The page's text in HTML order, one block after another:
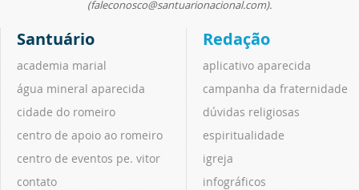
(faleconosco@santuarionacional.com).
Santuário
academia marial
água mineral aparecida
cidade do romeiro
centro de apoio ao romeiro
centro de eventos pe. vitor
contato
Redação
aplicativo aparecida
campanha da fraternidade
dúvidas religiosas
espiritualidade
igreja
infográficos